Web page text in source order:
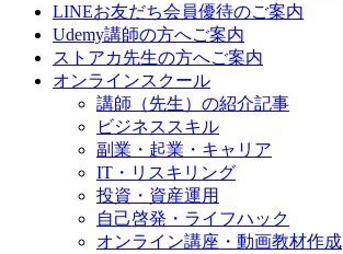
LINEお友だち会員優待のご案内
Udemy講師の方へご案内
ストアカ先生の方へご案内
オンラインスクール
講師（先生）の紹介記事
ビジネススキル
副業・起業・キャリア
IT・リスキリング
投資・資産運用
自己啓発・ライフハック
オンライン講座・動画教材作成